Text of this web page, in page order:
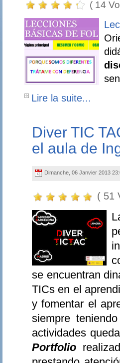
( 14
Lire la suite...
Diver TIC
el aula de
Dimanche, 06 Janvier 2013
( 51
se encuentran
TICs en el
y fomentar el
siempre
actividades
Portfolio